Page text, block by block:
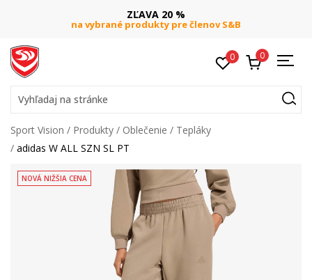
ZĽAVA 20 %
na vybrané produkty pre členov S&B
0 0
Vyhľadaj na stránke
Sport Vision Produkty Oblečenie
Tepláky
adidas W ALL SZN SL PT
NOVÁ NIŽŠIA CENA